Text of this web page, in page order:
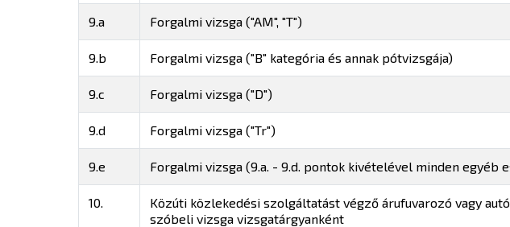
9.a Forgalmi vizsga ("AM", "T")
9.b Forgalmi vizsga ("B" kategória és annak pótvizsgája)
9.c Forgalmi vizsga ("D")
9.d Forgalmi vizsga ("Tr")
9.e Forgalmi vizsga (9.a. - 9.d. pontok kivételével minden egyéb
10.
Közúti közlekedési szolgáltatást végző árufuvarozó vagy
szóbeli vizsga vizsgatárgyanként